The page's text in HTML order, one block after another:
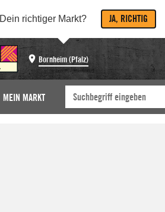
Dein richtiger Markt? JA, RICHTIG
Bornheim (Pfalz)
MEIN MARKT